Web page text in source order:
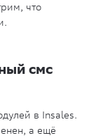
что
смс
в Insales.
а ещё